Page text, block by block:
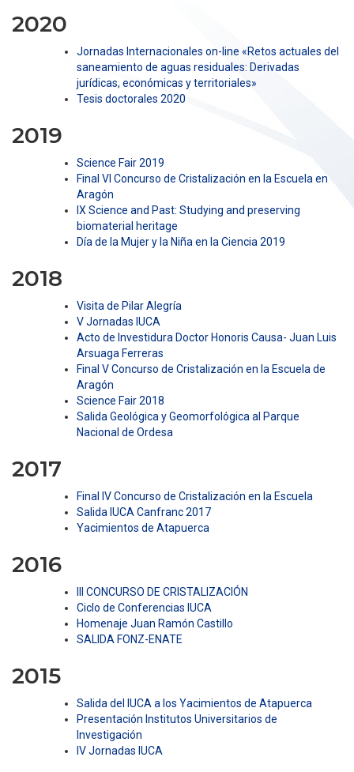
2020
Jornadas Internacionales on-line «Retos actuales del
saneamiento de aguas residuales: Derivadas
jurídicas, económicas y territoriales»
Tesis doctorales 2020
2019
Science Fair 2019
Final VI Concurso de Cristalización en la Escuela en
Aragón
IX Science and Past: Studying and preserving
biomaterial heritage
Día de la Mujer y la Niña en la Ciencia 2019
2018
Visita de Pilar Alegría
V Jornadas IUCA
Acto de Investidura Doctor Honoris Causa- Juan Luis
Arsuaga Ferreras
Final V Concurso de Cristalización en la Escuela de
Aragón
Science Fair 2018
Salida Geológica y Geomorfológica al Parque
Nacional de Ordesa
2017
Final IV Concurso de Cristalización en la Escuela
Salida IUCA Canfranc 2017
Yacimientos de Atapuerca
2016
III CONCURSO DE CRISTALIZACIÓN
Ciclo de Conferencias IUCA
Homenaje Juan Ramón Castillo
SALIDA FONZ-ENATE
2015
Salida del IUCA a los Yacimientos de Atapuerca
Presentación Institutos Universitarios de
Investigación
IV Jornadas IUCA